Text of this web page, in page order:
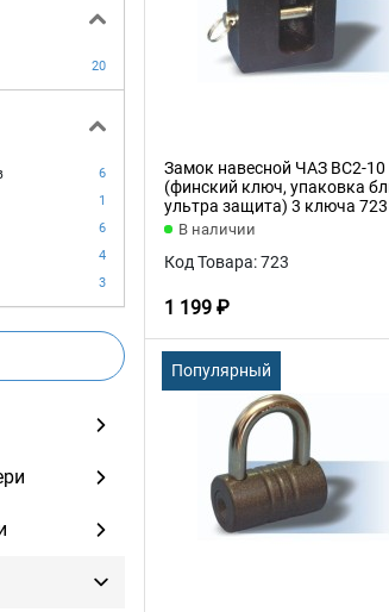
20
6
1
6
4
3
Замок навесной ЧАЗ ВС2-10
(финский ключ, упаковка
ультра защита) 3 ключа 723
В наличии
Код Товара: 723
1 199 ₽
Популярный